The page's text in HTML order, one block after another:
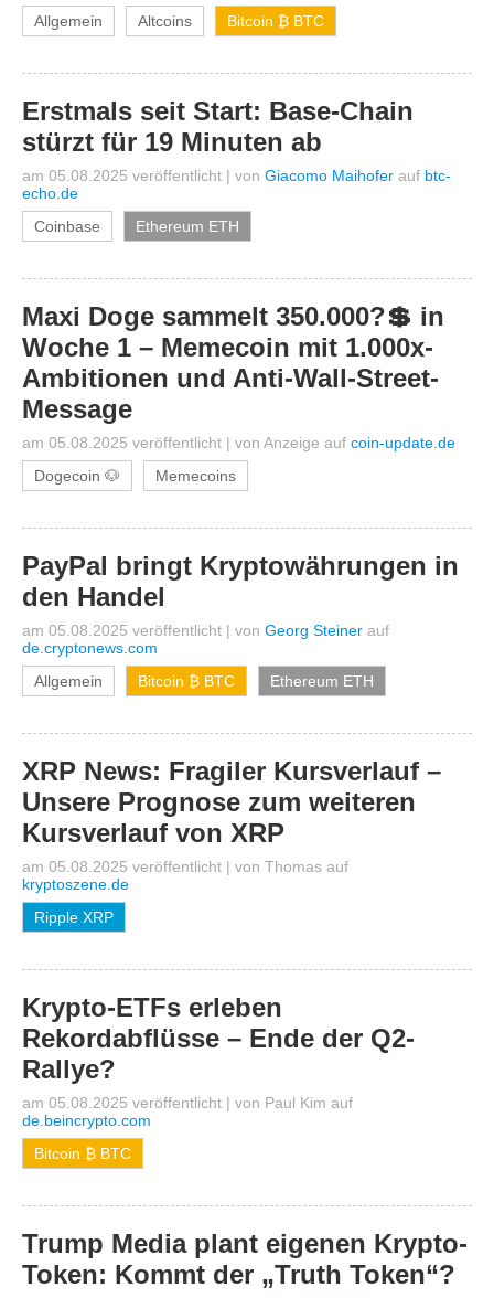
Allgemein Altcoins Bitcoin ₿ BTC
Erstmals seit Start: Base-Chain
stürzt für 19 Minuten ab
am 05.08.2025 veröffentlicht | von Giacomo Maihofer auf btc-
echo.de
Coinbase
Ethereum ETH
Maxi Doge sammelt 350.000?💲 in
Woche 1 – Memecoin mit 1.000x-
Ambitionen und Anti-Wall-Street-
Message
am 05.08.2025 veröffentlicht | von Anzeige auf coin-update.de
Dogecoin 🐶
Memecoins
PayPal bringt Kryptowährungen in
den Handel
am 05.08.2025 veröffentlicht | von Georg Steiner auf
de.cryptonews.com
Allgemein
Bitcoin ₿ BTC Ethereum ETH
XRP News: Fragiler Kursverlauf –
Unsere Prognose zum weiteren
Kursverlauf von XRP
am 05.08.2025 veröffentlicht | von Thomas auf
kryptoszene.de
Ripple XRP
Krypto-ETFs erleben
Rekordabflüsse – Ende der Q2-
Rallye?
am 05.08.2025 veröffentlicht | von Paul Kim auf
de.beincrypto.com
Bitcoin ₿ BTC
Trump Media plant eigenen Krypto-
Token: Kommt der „Truth Token“?